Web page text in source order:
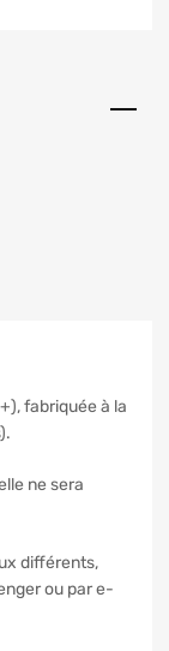
fabriquée à la
ne sera
différents,
ou par e-